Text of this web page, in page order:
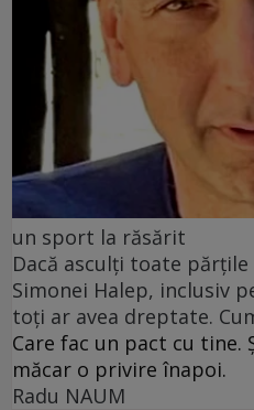
un sport la răsărit
Dacă asculți toate
Simonei Halep, inclusiv
toți ar avea dreptate.
Care fac un pact cu tine.
măcar o privire înapoi.
Radu NAUM